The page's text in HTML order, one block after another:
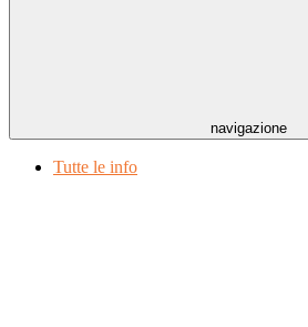
navigazione
Tutte le info